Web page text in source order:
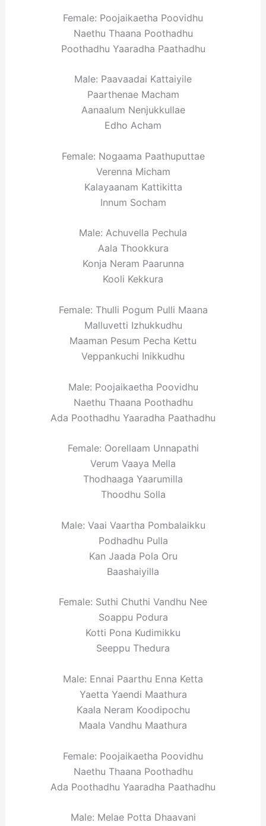
Female: Poojaikaetha Poovidhu
Naethu Thaana Poothadhu
Poothadhu Yaaradha Paathadhu
Male: Paavaadai Kattaiyile
Paarthenae Macham
Aanaalum Nenjukkullae
Edho Acham
Female: Nogaama Paathuputtae
Verenna Micham
Kalayaanam Kattikitta
Innum Socham
Male: Achuvella Pechula
Aala Thookkura
Konja Neram Paarunna
Kooli Kekkura
Female: Thulli Pogum Pulli Maana
Malluvetti Izhukkudhu
Maaman Pesum Pecha Kettu
Veppankuchi Inikkudhu
Male: Poojaikaetha Poovidhu
Naethu Thaana Poothadhu
Ada Poothadhu Yaaradha Paathadhu
Female: Oorellaam Unnapathi
Verum Vaaya Mella
Thodhaaga Yaarumilla
Thoodhu Solla
Male: Vaai Vaartha Pombalaikku
Podhadhu Pulla
Kan Jaada Pola Oru
Baashaiyilla
Female: Suthi Chuthi Vandhu Nee
Soappu Podura
Kotti Pona Kudimikku
Seeppu Thedura
Male: Ennai Paarthu Enna Ketta
Yaetta Yaendi Maathura
Kaala Neram Koodipochu
Maala Vandhu Maathura
Female: Poojaikaetha Poovidhu
Naethu Thaana Poothadhu
Ada Poothadhu Yaaradha Paathadhu
Male: Melae Potta Dhaavani